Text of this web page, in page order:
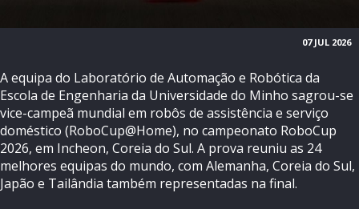
07 JUL 2026
A equipa do Laboratório de Automação e Robótica da
Escola de Engenharia da Universidade do Minho sagrou-se
vice-campeã mundial em robôs de assistência e serviço
doméstico (RoboCup@Home), no campeonato RoboCup
2026, em Incheon, Coreia do Sul. A prova reuniu as 24
melhores equipas do mundo, com Alemanha, Coreia do Sul,
Japão e Tailândia também representadas na final.